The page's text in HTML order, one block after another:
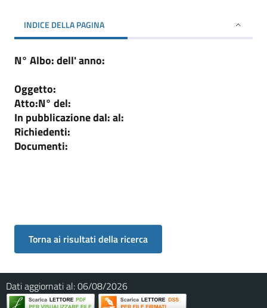
INDICE DELLA PAGINA
N° Albo:dell' anno:
Oggetto:
Atto:N° del:
In pubblicazione dal:al:
Richiedenti:
Documenti:
Dati aggiornati al:06/08/2026